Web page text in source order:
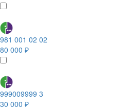
981 001 02 02
80 000 ₽
999009999 3
30 000 ₽